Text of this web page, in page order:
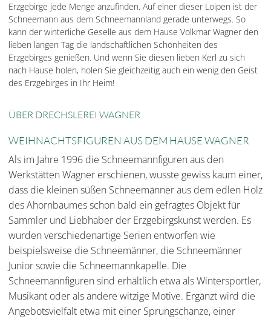
Erzgebirge jede Menge anzufinden. Auf einer dieser Loipen ist der
Schneemann aus dem Schneemannland gerade unterwegs. So
kann der winterliche Geselle aus dem Hause Volkmar Wagner den
lieben langen Tag die landschaftlichen Schönheiten des
Erzgebirges genießen. Und wenn Sie diesen lieben Kerl zu sich
nach Hause holen, holen Sie gleichzeitig auch ein wenig den Geist
des Erzgebirges in Ihr Heim!
ÜBER DRECHSLEREI WAGNER
WEIHNACHTSFIGUREN AUS DEM HAUSE WAGNER
Als im Jahre 1996 die Schneemannfiguren aus den
Werkstätten Wagner erschienen, wusste gewiss kaum einer,
dass die kleinen süßen Schneemänner aus dem edlen Holz
des Ahornbaumes schon bald ein gefragtes Objekt für
Sammler und Liebhaber der Erzgebirgskunst werden. Es
wurden verschiedenartige Serien entworfen wie
beispielsweise die Schneemänner, die Schneemänner
Junior sowie die Schneemannkapelle. Die
Schneemannfiguren sind erhältlich etwa als Wintersportler,
Musikant oder als andere witzige Motive. Ergänzt wird die
Angebotsvielfalt etwa mit einer Sprungschanze, einer